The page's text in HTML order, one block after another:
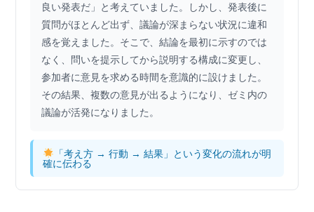
良い発表だ」と考えていました。しかし、発表後に
質問がほとんど出ず、議論が深まらない状況に違和
感を覚えました。そこで、結論を最初に示すのでは
なく、問いを提示してから説明する構成に変更し、
参加者に意見を求める時間を意識的に設けました。
その結果、複数の意見が出るようになり、ゼミ内の
議論が活発になりました。
「考え方 → 行動 → 結果」という変化の流れが明
確に伝わる